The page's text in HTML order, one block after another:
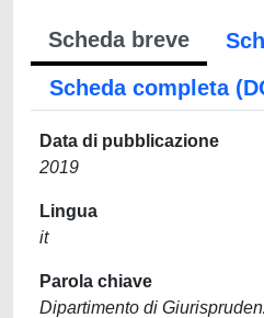
Scheda breve
Scheda completa
Data di pubblicazione
2019
Lingua
it
Parola chiave
Dipartimento di